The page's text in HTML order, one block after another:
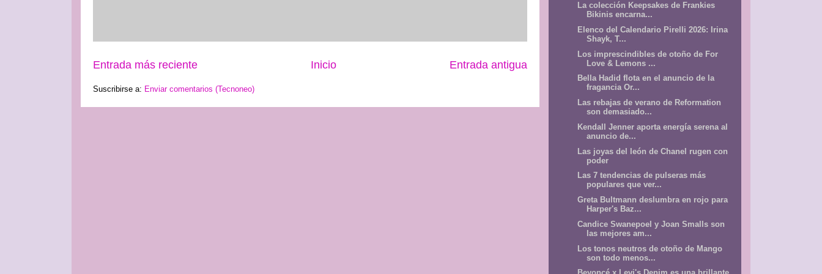
Entrada más reciente Entrada antigua
Inicio
Suscribirse a: Enviar comentarios (Tecnoneo)
La colección Keepsakes de Frankies
Bikinis encarna...
Elenco del Calendario Pirelli 2026: Irina
Shayk, T...
Los imprescindibles de otoño de For
Love & Lemons ...
Bella Hadid flota en el anuncio de la
fragancia Or...
Las rebajas de verano de Reformation
son demasiado...
Kendall Jenner aporta energía serena al
anuncio de...
Las joyas del león de Chanel rugen con
poder
Las 7 tendencias de pulseras más
populares que ver...
Greta Bultmann deslumbra en rojo para
Harper's Baz...
Candice Swanepoel y Joan Smalls son
las mejores am...
Los tonos neutros de otoño de Mango
son todo menos...